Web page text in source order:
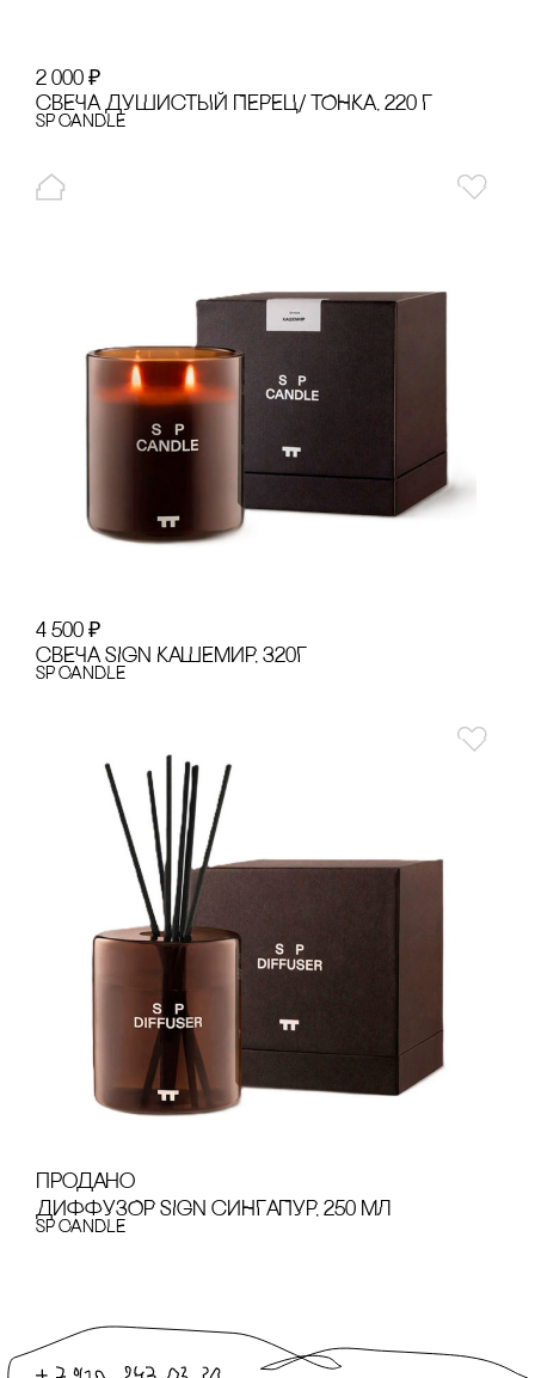
2 000 ₽
сВЕЧА ДУШИсТЫЙ ПЕРЕЦ/ ТОНКА, 220 Г
SP CANDLE
4 500 ₽
сВЕЧА SIGN КАШЕМИР, 320Г
SP CANDLE
продано
ДИФФУЗОР SIGN сИНГАПУР, 250 МЛ
SP CANDLE